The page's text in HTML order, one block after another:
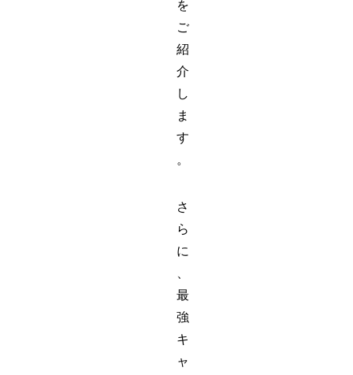
を
ご
紹
介
し
ま
す
。
さ
ら
に
最
強
キ
ャ